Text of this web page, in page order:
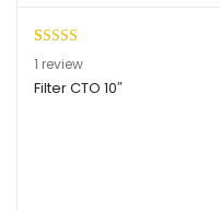
pelangg
Peringkat
5.00dari 5
11 review
Filter CTO 10″